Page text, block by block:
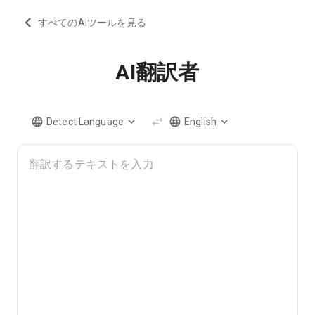
すべてのAIツールを見る
AI翻訳者
Detect Language English